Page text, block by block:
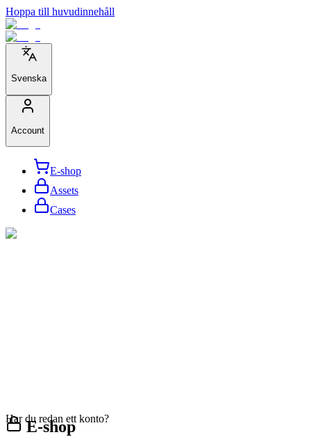
Hoppa till huvudinnehåll
Svenska
Account
E-shop
Assets
Cases
E-shop
Har du redan ett konto?